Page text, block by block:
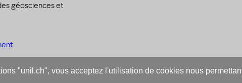
"unil.ch", vous acceptez l'utilisation de cookies nous
géosciences et